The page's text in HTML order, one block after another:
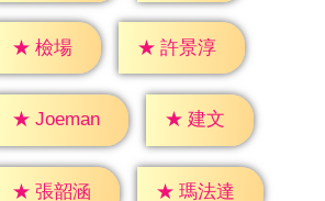
★ 檢場 ★ 許景淳
★ Joeman ★ 建文
★ 張韶涵 ★ 瑪法達